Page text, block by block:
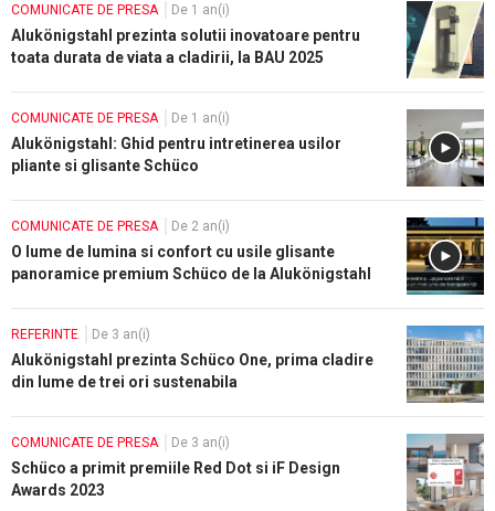
COMUNICATE DE PRESA De 1 an(i)
Alukönigstahl prezinta solutii inovatoare pentru
toata durata de viata a cladirii, la BAU 2025
COMUNICATE DE PRESA De 1 an(i)
Alukönigstahl: Ghid pentru intretinerea usilor
pliante si glisante Schüco
COMUNICATE DE PRESA De 2 an(i)
O lume de lumina si confort cu usile glisante
panoramice premium Schüco de la Alukönigstahl
REFERINTE De 3 an(i)
Alukönigstahl prezinta Schüco One, prima cladire
din lume de trei ori sustenabila
COMUNICATE DE PRESA De 3 an(i)
Schüco a primit premiile Red Dot si iF Design
Awards 2023